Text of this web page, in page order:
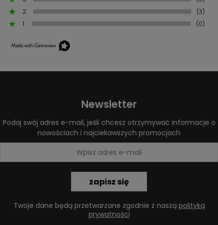
2 (3)
1 (0)
Newsletter
Podaj swój adres e-mail, jeśli chcesz otrzymywać informacje o
nowościach i najciekawszych promocjach
zapisz się
Twoje dane będą przetwarzane zgodnie z naszą polityką
prywatności